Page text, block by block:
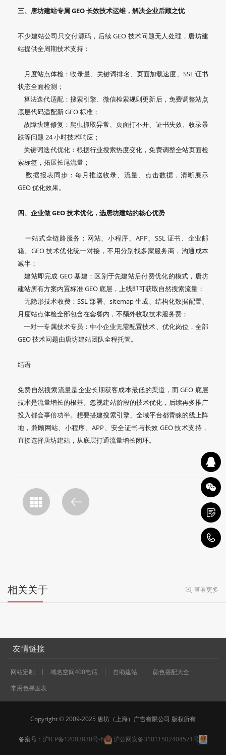
三、唐坊建站专属 GEO 长效技术运维，解决企业后顾之忧
不少建站公司只交付源码，后续 GEO 技术问题无人处理，唐坊建
站提供全周期技术支持：
月度站点体检：收录量、关键词排名、页面加载速度、SSL 证书
状态全面检测；
算法迭代适配：搜索引擎、微信检索规则更新后，免费调整站点
底层代码适配新 GEO 标准；
故障快速修复：爬虫抓取异常、页面打不开、证书失效、收录暴
跌等问题 24 小时技术响应；
关键词迭代优化：根据行业搜索热度变化，免费调整全站页面检
索标签，拓展长尾流量；
数据报表同步：每月推送收录、流量、点击数据，清晰展示
GEO 优化效果。
四、企业做 GEO 技术优化，选唐坊建站的核心优势
一站式全链路服务：网站、小程序、APP、SSL 证书、企业邮
箱、GEO 技术优化统一对接，不用分别找多家服务商，沟通成本
减半；
建站即完成 GEO 基建：区别于先建站后付费优化的模式，唐坊
建站所有方案内置标准 GEO 底层，上线即可获取自然搜索流量；
无隐形技术收费：SSL 部署、sitemap 生成、结构化数据配置、
月度站点体检全部包含在套餐内，不额外收取技术服务费；
一对一专属技术专员：中小企业无需配置技术、优化岗位，全部
GEO 技术问题由唐坊建站团队全程托管。
结语
免费自然搜索流量是企业长期获客成本最低的渠道，而 GEO 底层
技术是流量增长的根基。忽视建站阶段的技术优化，后续再多推广
投入都会事倍功半。想要搭建搜索引擎、全域平台都青睐的线上阵
地，兼顾网站、小程序、APP、安全证书与长效 GEO 技术支持，
直接选择唐坊建站，从底层打通流量增长闭环。
相关关于 查看更多
友情链接
网站定制 域名空间400电话 自助建站
颜色搭配大全
常用色梯度表
Copyright © 2009-2025 唐坊（上海）广告有限公司 版权所有
备案号： 沪ICP备12003830号-6 沪公网安备31011502404571号